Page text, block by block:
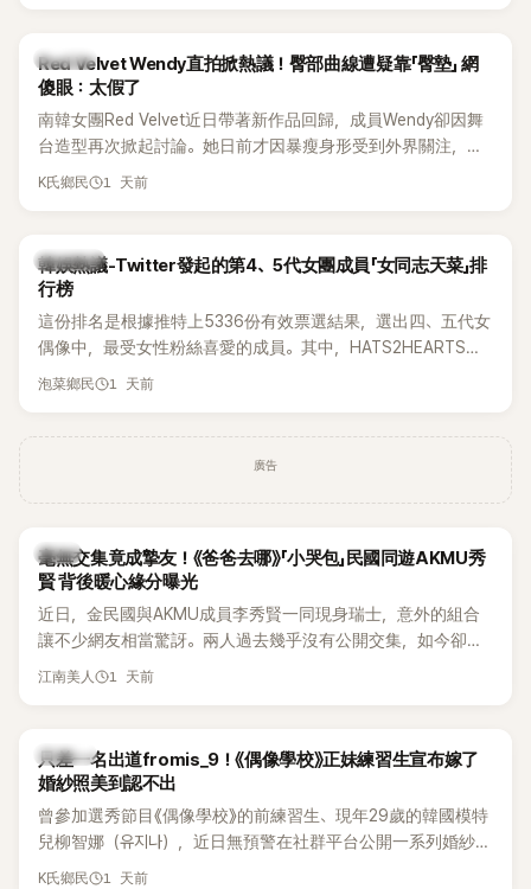
K-POP
Red Velvet Wendy直拍掀熱議！臀部曲線遭疑靠「臀墊」 網
傻眼：太假了
南韓女團Red Velvet近日帶著新作品回歸，成員Wendy卻因舞
台造型再次掀起討論。她日前才因暴瘦身形受到外界關注，又
被質疑在舞台上使用臀墊，如今最新打歌舞台曝光後，再度因
K氏鄉民 1 天前
熱議討論
韓娛熱議-Twitter發起的第4、5代女團成員「女同志天菜」排
行榜
這份排名是根據推特上5336份有效票選結果，選出四、五代女
偶像中，最受女性粉絲喜愛的成員。其中，HATS2HEARTS成
員包攬了前三名，展現了她們在女性社群中的高人氣。
泡菜鄉民 1 天前
廣告
韓星
毫無交集竟成摯友！《爸爸去哪》「小哭包」民國同遊AKMU秀
賢 背後暖心緣分曝光
近日，金民國與AKMU成員李秀賢一同現身瑞士，意外的組合
讓不少網友相當驚訝。兩人過去幾乎沒有公開交集，如今卻一
起踏上瑞士之旅，也讓粉絲紛紛好奇：「他們到底是怎麼認識
江南美人 1 天前
K-POP
只差一名出道fromis_9！《偶像學校》正妹練習生宣布嫁了
婚紗照美到認不出
曾參加選秀節目《偶像學校》的前練習生、現年29歲的韓國模特
兒柳智娜（유지나），近日無預警在社群平台公開一系列婚紗
照，親自宣布即將步入婚姻，消息曝光後讓不少曾追看節目的
K氏鄉民 1 天前